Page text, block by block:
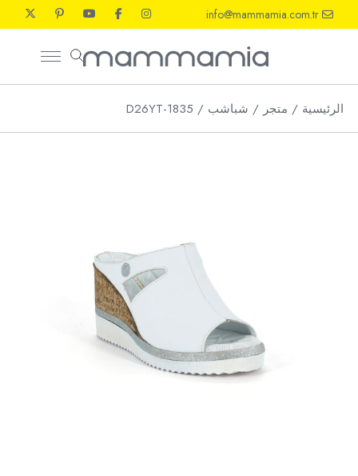
the
info@mammamia.com.tr
الرئيسية متجر شباشب D26YT-1835